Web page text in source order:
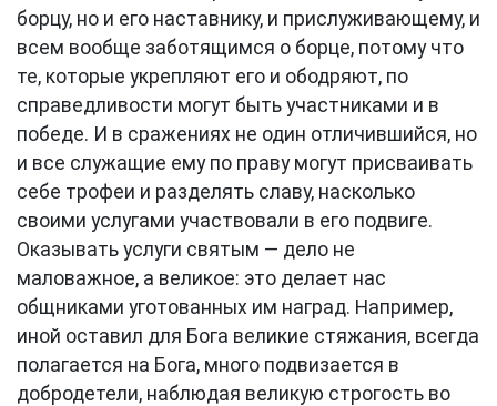
борцу, но и его наставнику, и прислуживающему, и
всем вообще заботящимся о борце, потому что
те, которые укрепляют его и ободряют, по
справедливости могут быть участниками и в
победе. И в сражениях не один отличившийся, но
и все служащие ему по праву могут присваивать
себе трофеи и разделять славу, насколько
своими услугами участвовали в его подвиге.
Оказывать услуги святым — дело не
маловажное, а великое: это делает нас
общниками уготованных им наград. Например,
иной оставил для Бога великие стяжания, всегда
полагается на Бога, много подвизается в
добродетели, наблюдая великую строгость во